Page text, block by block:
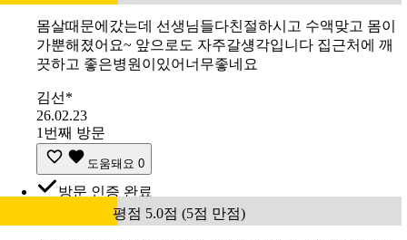
몸살때문에갔는데 선생님들다친절하시고 수액맞고 몸이
가뿐해졌어요~ 앞으로도 자주갈섕각입니다 집근처에 깨
끗하고 좋은병원이있어너무좋네요
김선*
26.02.23
1번째 방문
도움돼요 0
방문 인증 완료
평점 5.0점 (5점 만점)